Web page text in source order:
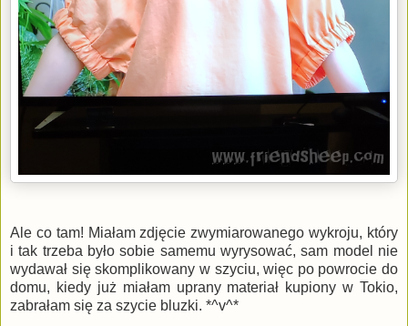
Ale co tam! Miałam zdjęcie zwymiarowanego wykroju, który
i tak trzeba było sobie samemu wyrysować, sam model nie
wydawał się skomplikowany w szyciu, więc po powrocie do
domu, kiedy już miałam uprany materiał kupiony w Tokio,
zabrałam się za szycie bluzki. *^v^*